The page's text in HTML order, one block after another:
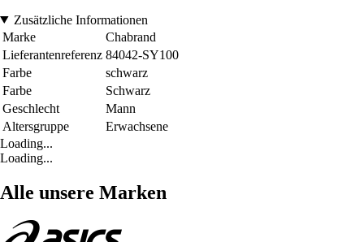
Zusätzliche Informationen
Marke
Chabrand
Lieferantenreferenz 84042-SY100
Farbe
schwarz
Farbe
Schwarz
Geschlecht
Mann
Altersgruppe
Erwachsene
Loading...
Loading...
Alle unsere Marken